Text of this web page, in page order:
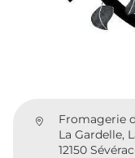
Fromagerie
La Gardelle,
12150